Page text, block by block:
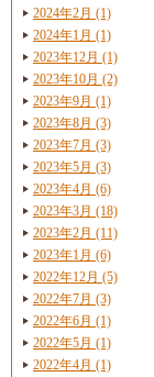
2024年2月 (1)
2024年1月 (1)
2023年12月 (1)
2023年10月 (2)
2023年9月 (1)
2023年8月 (3)
2023年7月 (3)
2023年5月 (3)
2023年4月 (6)
2023年3月 (18)
2023年2月 (11)
2023年1月 (6)
2022年12月 (5)
2022年7月 (3)
2022年6月 (1)
2022年5月 (1)
2022年4月 (1)